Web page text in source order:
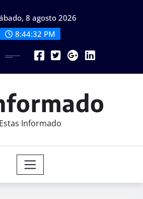
8 agosto 2026
8:44:34 PM
Estas Informado